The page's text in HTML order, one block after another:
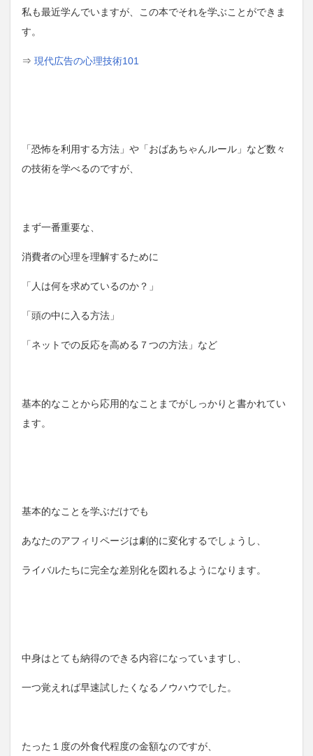
私も最近学んでいますが、この本でそれを学ぶことができま
す。
⇒ 現代広告の心理技術101
「恐怖を利用する方法」や「おばあちゃんルール」など数々
の技術を学べるのですが、
まず一番重要な、
消費者の心理を理解するために
「人は何を求めているのか？」
「頭の中に入る方法」
「ネットでの反応を高める７つの方法」など
基本的なことから応用的なことまでがしっかりと書かれてい
ます。
基本的なことを学ぶだけでも
あなたのアフィリページは劇的に変化するでしょうし、
ライバルたちに完全な差別化を図れるようになります。
中身はとても納得のできる内容になっていますし、
一つ覚えれば早速試したくなるノウハウでした。
たった１度の外食代程度の金額なのですが、